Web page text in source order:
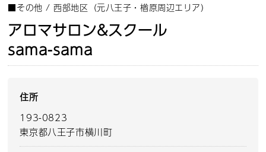
■その他 /西部地区（元八王子・楢原周辺エリア）
アロマサロン&スクール
sama-sama
住所
193-0823
東京都八王子市横川町